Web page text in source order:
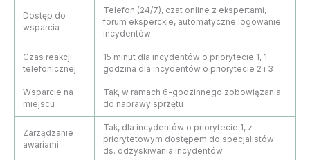
Dostęp do
wsparcia
Telefon (24/7), czat online z ekspertami,
forum eksperckie, automatyczne logowanie
incydentów
Czas reakcji
telefonicznej
15 minut dla incydentów o priorytecie 1, 1
godzina dla incydentów o priorytecie 2 i 3
Wsparcie na
miejscu
Tak, w ramach 6-godzinnego zobowiązania
do naprawy sprzętu
Zarządzanie
awariami
Tak, dla incydentów o priorytecie 1, z
priorytetowym dostępem do specjalistów
ds. odzyskiwania incydentów